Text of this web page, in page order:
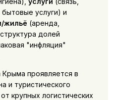
услуги) и
жильё (аренда,
долей
"инфляция"
Крыма проявляется в
и туристического
крупных логистических